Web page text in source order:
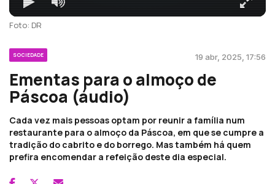
Foto: DR
SOCIEDADE 19 abr, 2025, 17:56
Ementas para o almoço de
Páscoa (áudio)
Cada vez mais pessoas optam por reunir a família num
restaurante para o almoço da Páscoa, em que se cumpre a
tradição do cabrito e do borrego. Mas também há quem
prefira encomendar a refeição deste dia especial.